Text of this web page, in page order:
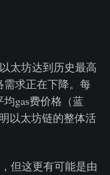
太坊达到历史最高
求正在下降。每
gas费价格（蓝
以太坊链的整体活
但这更有可能是由